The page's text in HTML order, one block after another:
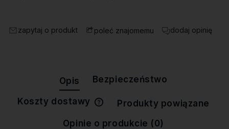
zapytaj o produkt poleć znajomemu dodaj opinię
Opis Bezpieczeństwo
Koszty dostawy
Cena nie zawiera ewentualnych
Produkty powiązane
Opinie o produkcie (0)